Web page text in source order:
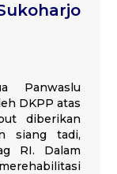
Panwaslu
DKPP atas
diberikan
siang tadi,
RI. Dalam